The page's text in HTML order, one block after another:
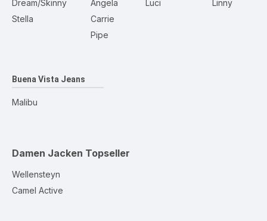
Dream/Skinny
Stella
Angela
Carrie
Pipe
Luci
Linny
Buena Vista Jeans
Malibu
Damen Jacken Topseller
Wellensteyn
Camel Active